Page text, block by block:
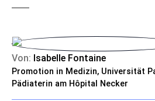
Von: Isabelle Fontaine
Promotion in Medizin, Universität
Pädiaterin am Hôpital Necker